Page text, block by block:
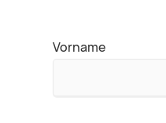
Vorname